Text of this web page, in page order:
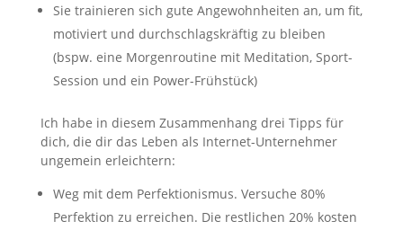
Sie trainieren sich gute Angewohnheiten an, um fit,
motiviert und durchschlagskräftig zu bleiben
(bspw. eine Morgenroutine mit Meditation, Sport-
Session und ein Power-Frühstück)
Ich habe in diesem Zusammenhang drei Tipps für
dich, die dir das Leben als Internet-Unternehmer
ungemein erleichtern:
Weg mit dem Perfektionismus. Versuche 80%
Perfektion zu erreichen. Die restlichen 20% kosten